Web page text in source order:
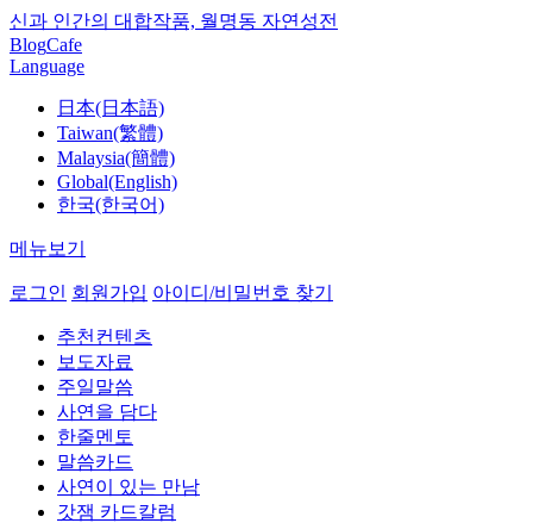
신과 인간의 대합작품, 월명동 자연성전
BlogCafe
Language
日本(日本語)
Taiwan(繁體)
Malaysia(簡體)
Global(English)
한국(한국어)
메뉴보기
로그인 회원가입 아이디/비밀번호 찾기
추천컨텐츠
보도자료
주일말씀
사연을 담다
한줄멘토
말씀카드
사연이 있는 만남
갓잼 카드칼럼